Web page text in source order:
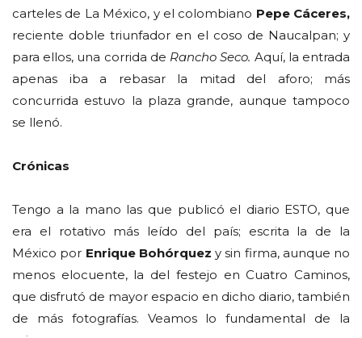
carteles de La México, y el colombiano Pepe Cáceres,
reciente doble triunfador en el coso de Naucalpan; y
para ellos, una corrida de Rancho Seco. Aquí, la entrada
apenas iba a rebasar la mitad del aforo; más
concurrida estuvo la plaza grande, aunque tampoco
se llenó.
Crónicas
Tengo a la mano las que publicó el diario ESTO, que
era el rotativo más leído del país; escrita la de la
México por Enrique Bohórquez y sin firma, aunque no
menos elocuente, la del festejo en Cuatro Caminos,
que disfrutó de mayor espacio en dicho diario, también
de más fotografías. Veamos lo fundamental de la